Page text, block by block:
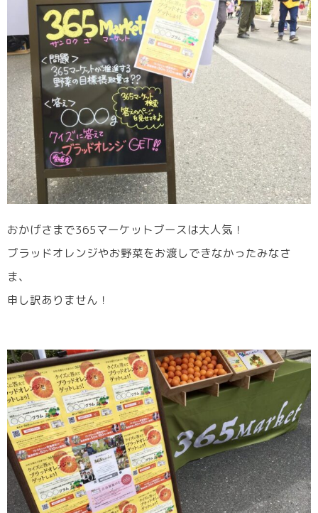
おかげさまで365マーケットブースは大人気！
ブラッドオレンジやお野菜をお渡しできなかったみなさ
ま、
申し訳ありません！